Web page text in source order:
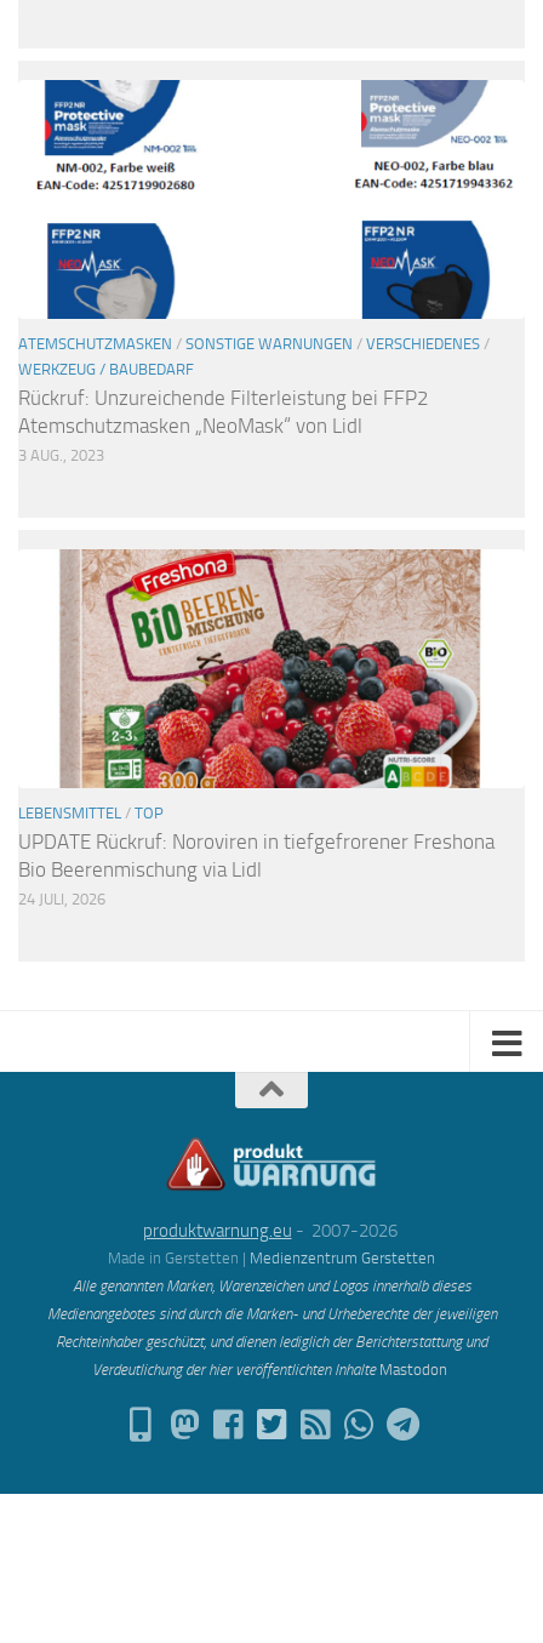
ATEMSCHUTZMASKEN / SONSTIGE WARNUNGEN / VERSCHIEDENES /
WERKZEUG / BAUBEDARF
Rückruf: Unzureichende Filterleistung bei FFP2
Atemschutzmasken „NeoMask“ von Lidl
3 AUG., 2023
LEBENSMITTEL / TOP
UPDATE Rückruf: Noroviren in tiefgefrorener Freshona
Bio Beerenmischung via Lidl
24 JULI, 2026
produktwarnung.eu - 2007-2026
Made in Gerstetten | Medienzentrum Gerstetten
Alle genannten Marken, Warenzeichen und Logos innerhalb dieses
Medienangebotes sind durch die Marken- und Urheberechte der jeweiligen
Rechteinhaber geschützt, und dienen lediglich der Berichterstattung und
Verdeutlichung der hier veröffentlichten Inhalte Mastodon